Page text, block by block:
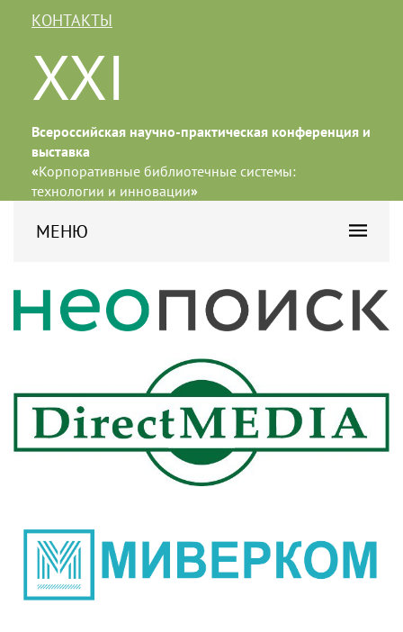
КОНТАКТЫ
XXI
Всероссийская научно-практическая конференция и
выставка
«Корпоративные библиотечные системы:
технологии и инновации»
МЕНЮ